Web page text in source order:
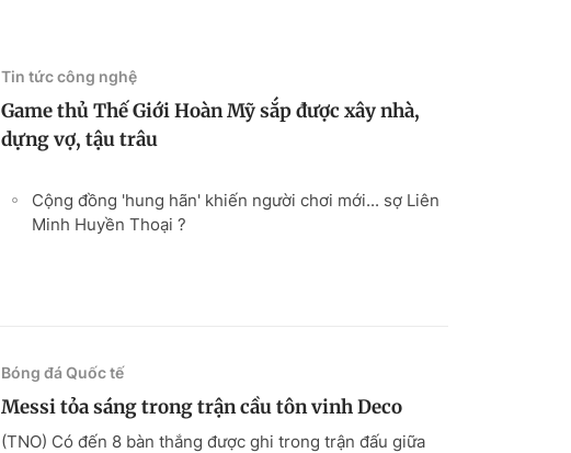
Tin tức công nghệ
Game thủ Thế Giới Hoàn Mỹ sắp được xây nhà,
dựng vợ, tậu trâu
Cộng đồng 'hung hãn' khiến người chơi mới... sợ Liên
Minh Huyền Thoại ?
Bóng đá Quốc tế
Messi tỏa sáng trong trận cầu tôn vinh Deco
(TNO) Có đến 8 bàn thắng được ghi trong trận đấu giữa